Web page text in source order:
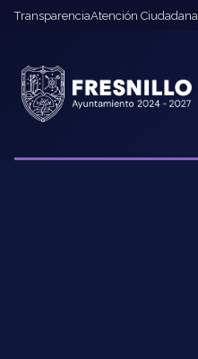
TransparenciaAtención Ciudadana